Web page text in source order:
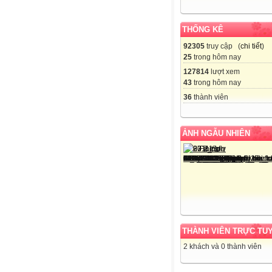
THỐNG KÊ
92305 truy cập (chi tiết)
25 trong hôm nay
127814 lượt xem
43 trong hôm nay
36 thành viên
ẢNH NGẪU NHIÊN
THÀNH VIÊN TRỰC
2 khách và 0 thành viên